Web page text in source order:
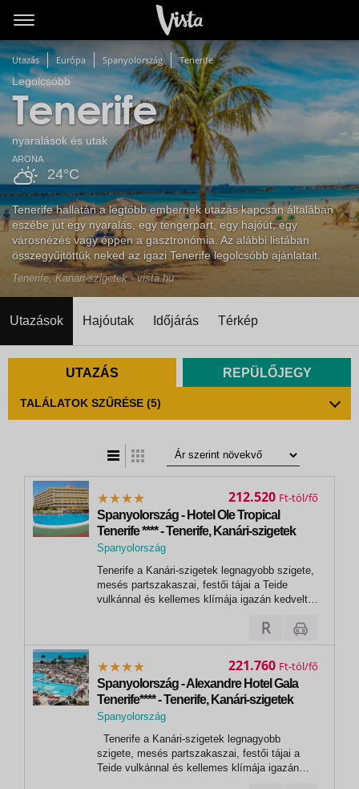
Utazás Európa Spanyolország Tenerife
Legolcsóbb
Tenerife
nyaralások és utak
24°C
ARONA
Tenerife hallatán a legtöbb embernek utazás kapcsán általában
eszébe jut egy nyaralás, egy tengerpart, egy hajóút, egy
városnézés vagy éppen a gasztronómia. Az alábbi listában
összegyűjtöttük neked az igazi Tenerife legolcsóbb ajánlatait.
Tenerife, Kanári-szigetek - vista.hu
Utazások Hajóutak Időjárás Térkép
UTAZÁS REPÜLŐJEGY
TALÁLATOK SZŰRÉSE (5)
Spanyolország - Hotel Ole Tropical
Tenerife **** - Tenerife, Kanári-szigetek
Spanyolország
Tenerife a Kanári-szigetek legnagyobb szigete,
mesés partszakaszai, festői tájai a Teide
vulkánnal és kellemes klímája igazán kedvelt
sziklákba ütköznek az Atlanti-óceán hatalmas
hullámai, míg a déli részén varázslatos
212.520 Ft
Spanyolország - Alexandre Hotel Gala
Tenerife**** - Tenerife, Kanári-szigetek
Spanyolország
Playa de las Americas
Tenerife a Kanári-szigetek legnagyobb
szigete, mesés partszakaszai, festői tájai a
Teide vulkánnal és kellemes klímája igazán
221.760 Ft